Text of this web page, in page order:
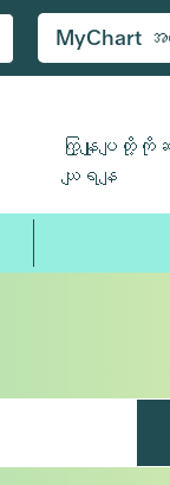
MyChart
ကြှနျုပျတို့ကို
ယျရနျ